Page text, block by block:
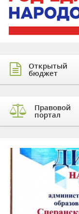
Открытый
бюджет
Правовой
портал